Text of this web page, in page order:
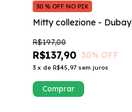
Mitty collezione - Dubay
R$137,90
R$197,00
30% OFF
3 x de R$45,97 sem juros
30 % OFF NO PIX